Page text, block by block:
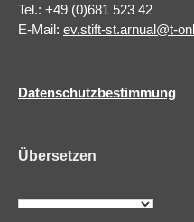
Tel.: +49 (0)681 523 42
E-Mail: ev.stift-st.arnual@t-
Datenschutzbestimmung
Übersetzen